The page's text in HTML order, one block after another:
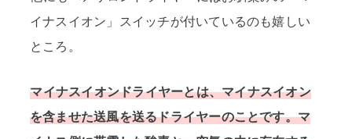
イナスイオン」スイッチが付いているのも嬉しい
ところ。
マイナスイオンドライヤーとは、マイナスイオン
を含ませた送風を送るドライヤーのことです。マ